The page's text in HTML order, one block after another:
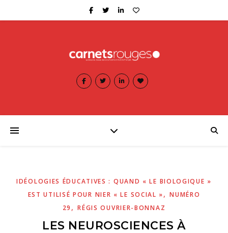
IDÉOLOGIES ÉDUCATIVES : QUAND « LE BIOLOGIQUE »
EST UTILISÉ POUR NIER « LE SOCIAL »,NUMÉRO
29 ,RÉGIS OUVRIER-BONNAZ
LES NEUROSCIENCES À